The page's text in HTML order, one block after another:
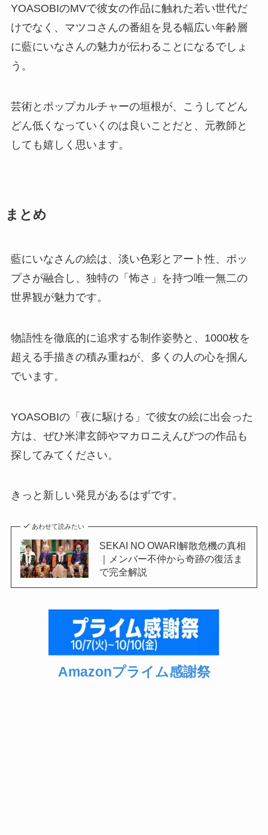
YOASOBIのMVで彼女の作品に触れた若い世代だ
けでなく、マツコさんの番組を見る幅広い年齢層
に藍にいなさんの魅力が伝わることになるでしょ
う。
芸術とポップカルチャーの垣根が、こうしてどん
どん低くなっていくのは良いことだと、元教師と
しても嬉しく思います。
まとめ
藍にいなさんの絵は、淡い色彩とアート性、ポッ
プさが融合し、独特の「怖さ」を持つ唯一無二の
世界観が魅力です。
物語性を徹底的に追求する制作姿勢と、1000枚を
超える手描きの積み重ねが、多くの人の心を掴ん
でいます。
YOASOBIの「夜に駆ける」で彼女の絵に出会った
方は、ぜひ米津玄師やマカロニえんぴつの作品も
探してみてください。
きっと新しい発見があるはずです。
あわせて読みたい
SEKAI NO OWARI解散危機の真相
｜メンバー不仲から奇跡の復活ま
で完全解説
Amazonプライム感謝祭